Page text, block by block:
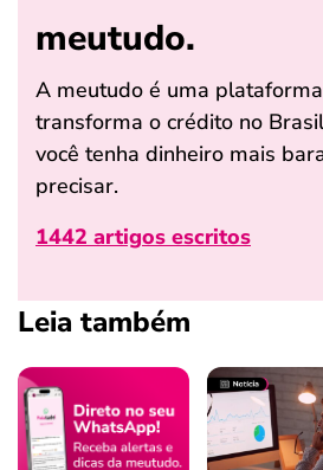
meutudo.
A meutudo é uma
transforma o crédito no
você tenha dinheiro mais
precisar.
1442 artigos escritos
Leia também